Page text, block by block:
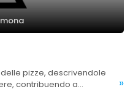
contribuendo a
»